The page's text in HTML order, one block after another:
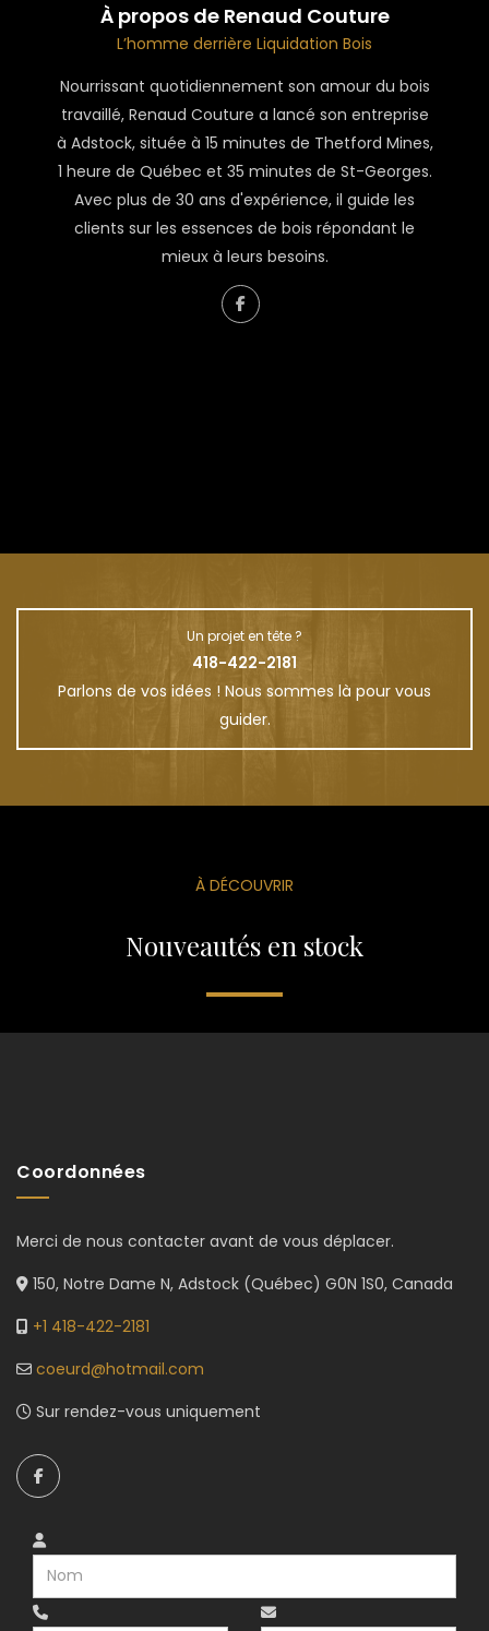
À propos de Renaud Couture
L’homme derrière Liquidation Bois
Nourrissant quotidiennement son amour du bois
travaillé, Renaud Couture a lancé son entreprise
à Adstock, située à 15 minutes de Thetford Mines,
1 heure de Québec et 35 minutes de St-Georges.
Avec plus de 30 ans d'expérience, il guide les
clients sur les essences de bois répondant le
mieux à leurs besoins.
Un projet en tête ?
418-422-2181
Parlons de vos idées ! Nous sommes là pour vous
guider.
À DÉCOUVRIR
Nouveautés en stock
Coordonnées
Merci de nous contacter avant de vous déplacer.
150, Notre Dame N, Adstock (Québec) G0N 1S0, Canada
+1 418-422-2181
coeurd@hotmail.com
Sur rendez-vous uniquement